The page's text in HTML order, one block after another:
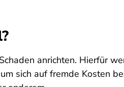
anrichten. Hierfür
sich auf fremde Kosten